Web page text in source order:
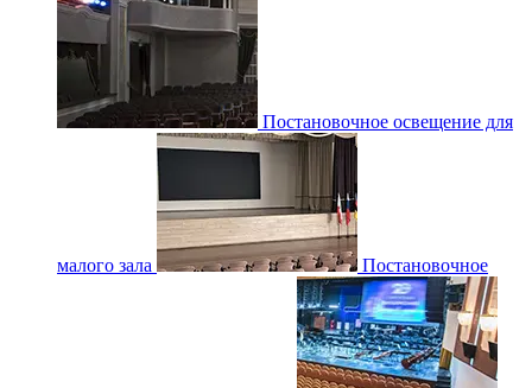
Постановочное освещение для
малого зала Постановочное